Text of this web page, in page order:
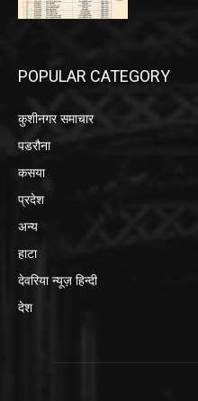
POPULAR CATEGORY
कुशीनगर समाचार
पडरौना
कसया
प्रदेश
अन्य
हाटा
देवरिया न्यूज़ हिन्दी
देश